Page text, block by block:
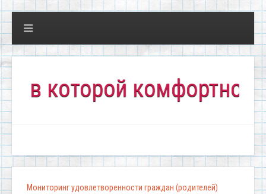
комфортно всем!"
Мониторинг удовлетворенности граждан (родителей)